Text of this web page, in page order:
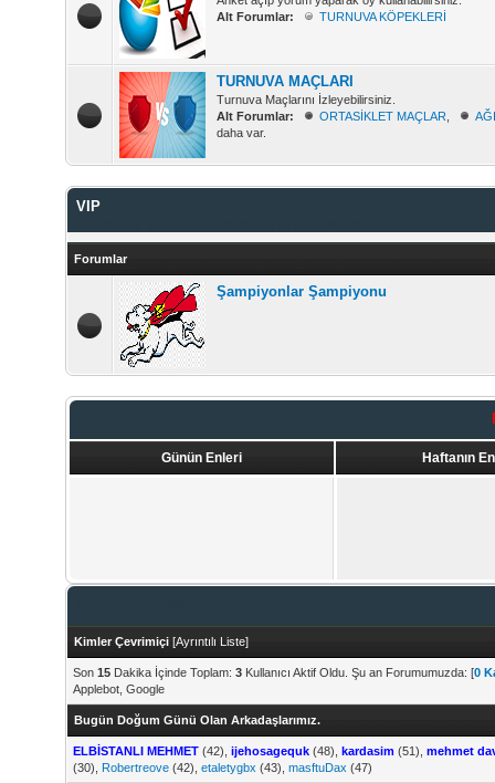
Alt Forumlar:
TURNUVA KÖPEKLERİ
TURNUVA MAÇLARI
Turnuva Maçlarını İzleyebilirsiniz.
Alt Forumlar:
ORTASİKLET MAÇLAR
daha var.
VIP
Forumlar
Şampiyonlar Şampiyonu
Günün Enleri Haftanın
Kimler Çevrimiçi [Ayrıntılı Liste]
Son 15 Dakika İçinde Toplam: 3 Kullanıcı Aktif Oldu. Şu an Forumumuzda: [0
Applebot, Google
Bugün Doğum Günü Olan Arkadaşlarımız.
ELBİSTANLI MEHMET (42), ijehosagequk (48), kardasim (51), mehmet
(30), Robertreove (42), etaletygbx (43), masftuDax (47)